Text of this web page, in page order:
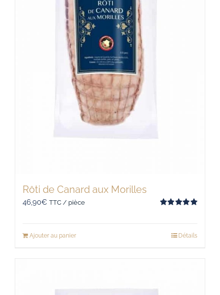
Rôti de Canard aux Morilles
46,90€ TTC / pièce
Ajouter au panier Détails